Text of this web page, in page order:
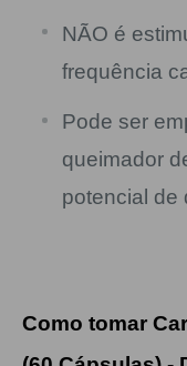
NÃO é
frequência
Pode ser
queimador
potencial de
Como tomar